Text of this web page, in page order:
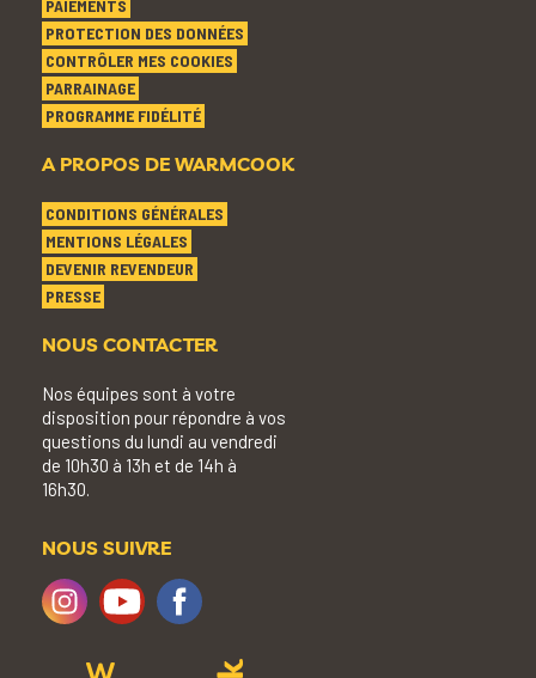
PAIEMENTS
PROTECTION DES DONNÉES
CONTRÔLER MES COOKIES
PARRAINAGE
PROGRAMME FIDÉLITÉ
A PROPOS DE WARMCOOK
CONDITIONS GÉNÉRALES
MENTIONS LÉGALES
DEVENIR REVENDEUR
PRESSE
NOUS CONTACTER
Nos équipes sont à votre
disposition pour répondre à vos
questions du lundi au vendredi
de 10h30 à 13h et de 14h à
16h30.
NOUS SUIVRE